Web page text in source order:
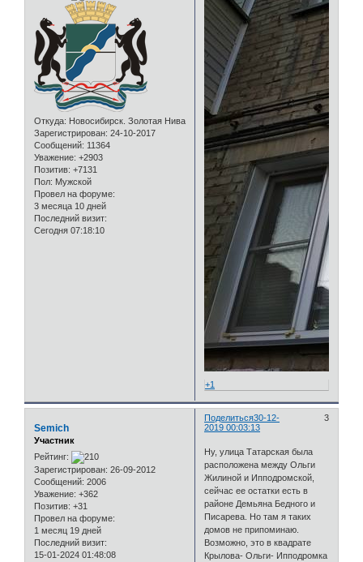
Откуда: Новосибирск. Золотая Нива
Зарегистрирован: 24-10-2017
Сообщений: 11364
Уважение: +2903
Позитив: +7131
Пол: Мужской
Провел на форуме:
3 месяца 10 дней
Последний визит:
Сегодня 07:18:10
+1
Поделиться 3
30-12-
2019 00:03:13
Semich
Участник
Рейтинг:
Зарегистрирован: 26-09-2012
Сообщений: 2006
Уважение: +362
Позитив: +31
Провел на форуме:
1 месяц 19 дней
Последний визит:
15-01-2024 01:48:08
Ну, улица Татарская была
расположена между Ольги
Жилиной и Ипподромской,
сейчас ее остатки есть в
районе Демьяна Бедного и
Писарева. Но там я таких
домов не припоминаю.
Возможно, это в квадрате
Крылова- Ольги- Ипподромка